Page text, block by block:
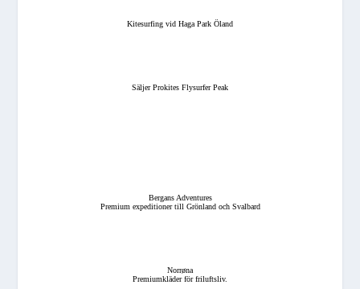
Kitesurfing vid Haga Park Öland
Säljer Prokites Flysurfer Peak
Bergans Adventures
Premium expeditioner till Grönland och Svalbard
Norrøna
Premiumkläder för friluftsliv.